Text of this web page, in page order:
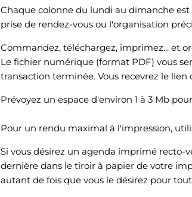
Chaque colonne du lundi au dimanche
prise de rendez-vous ou l'organisation
Commandez, téléchargez, imprimez... et
Le fichier numérique (format PDF) vous
transaction terminée. Vous recevrez le
Prévoyez un espace d'environ 1 à 3 Mb
Pour un rendu maximal à l'impression,
Si vous désirez un agenda imprimé recto-
dernière dans le tiroir à papier de votre
autant de fois que vous le désirez pour